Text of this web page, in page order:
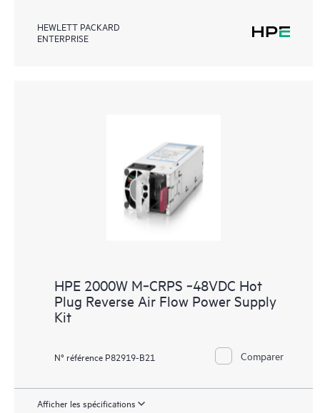
HEWLETT PACKARD
ENTERPRISE
HPE 2000W M‑CRPS ‑48VDC Hot
Plug Reverse Air Flow Power Supply
Kit
N° référence P82919-B21 Comparer
Afficher les spécifications